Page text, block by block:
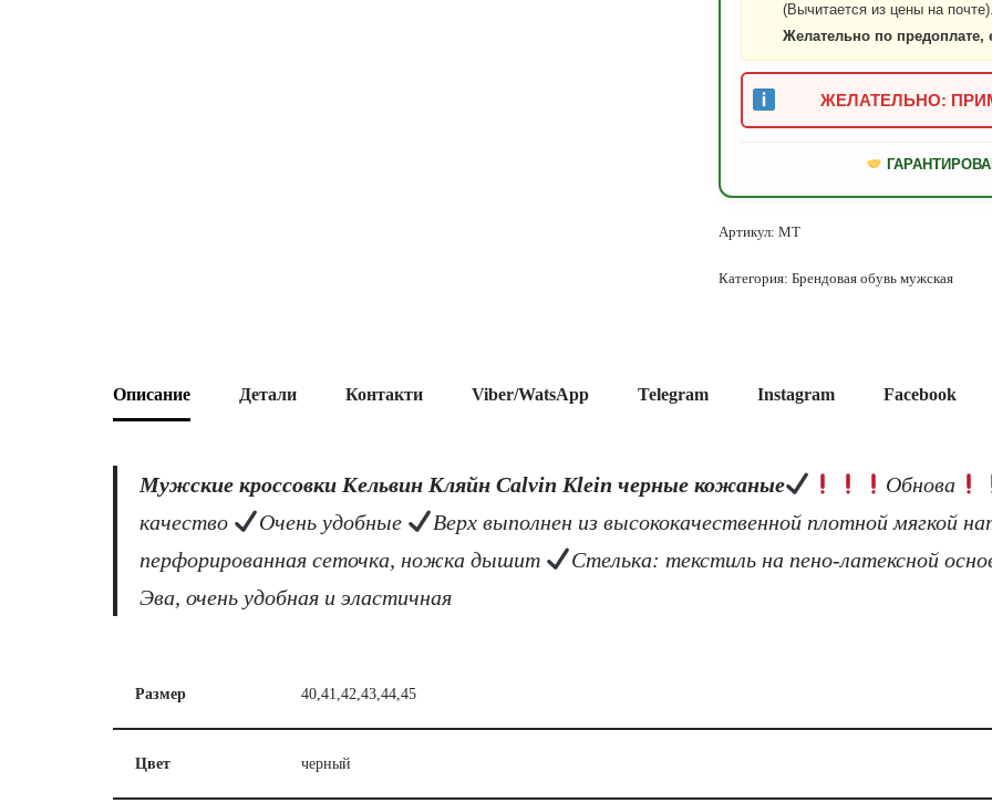
(Вычитается из цены на почте).
Желательно по предоплате,
ЖЕЛАТЕЛЬНО:
Артикул:МТ
Категория:Брендовая обувь мужская
Описание Детали Контакти Viber/WatsApp Telegram Instagram Facebook
Мужские кроссовки Кельвин Кляйн Calvin Klein черные кожаные Обнова
качество
Очень удобные Верх выполнен из высококачественной плотной мягкой
перфорированная сеточка, ножка дышит
Стелька: текстиль на пено-латексной
Эва, очень удобная и эластичная
Размер 40,41,42,43,44,45
Цвет черный